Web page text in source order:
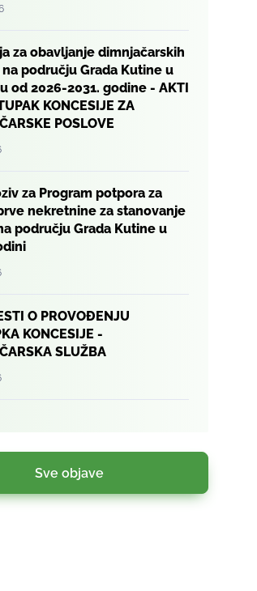
za obavljanje dimnjačarskih
području Grada Kutine u
od 2026-2031. godine - AKTI
KONCESIJE ZA
POSLOVE
za Program potpora za
nekretnine za stanovanje
području Grada Kutine u
O PROVOĐENJU
KONCESIJE -
SLUŽBA
Sve objave